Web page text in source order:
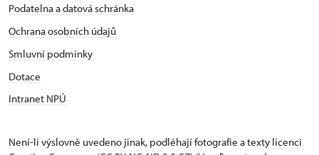
Podatelna a datová schránka
Ochrana osobních údajů
Smluvní podmínky
Dotace
Intranet NPÚ
Není-li výslovně uvedeno jinak, podléhají fotografie a texty licenci